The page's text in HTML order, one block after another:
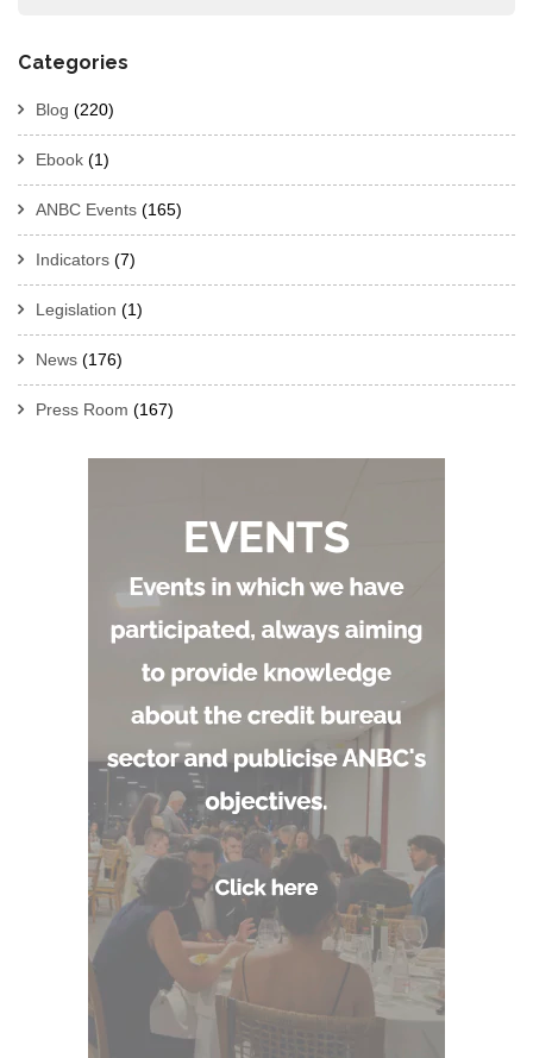
Categories
Blog (220)
Ebook (1)
ANBC Events (165)
Indicators (7)
Legislation (1)
News (176)
Press Room (167)